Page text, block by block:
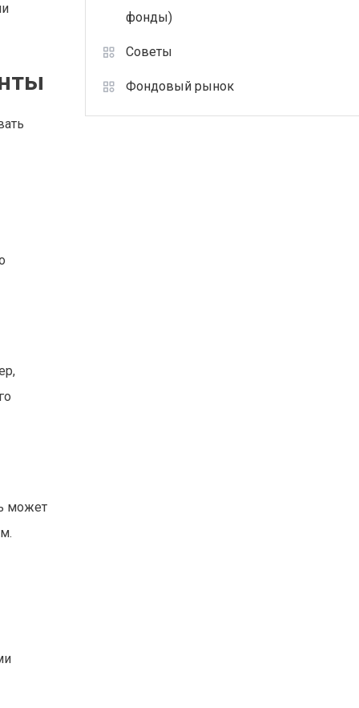
может
фонды)
Советы
Фондовый рынок